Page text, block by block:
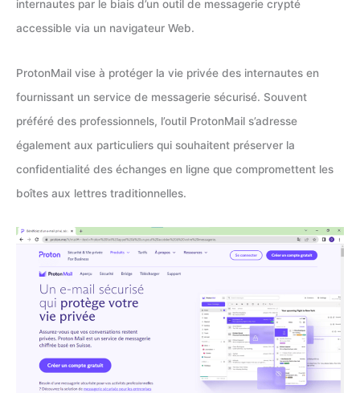
internautes par le biais d’un outil de messagerie crypté
accessible via un navigateur Web.
ProtonMail vise à protéger la vie privée des internautes en
fournissant un service de messagerie sécurisé. Souvent
préféré des professionnels, l’outil ProtonMail s’adresse
également aux particuliers qui souhaitent préserver la
confidentialité des échanges en ligne que compromettent les
boîtes aux lettres traditionnelles.